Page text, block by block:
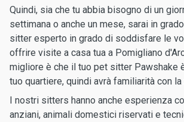
Quindi, sia che tu abbia bisogno di un
settimana o anche un mese, sarai in
sitter esperto in grado di soddisfare le
offrire visite a casa tua a Pomigliano
migliore è che il tuo pet sitter Pawshake
tuo quartiere, quindi avrà familiarità con la
I nostri sitters hanno anche esperienza
anziani, animali domestici riservati e